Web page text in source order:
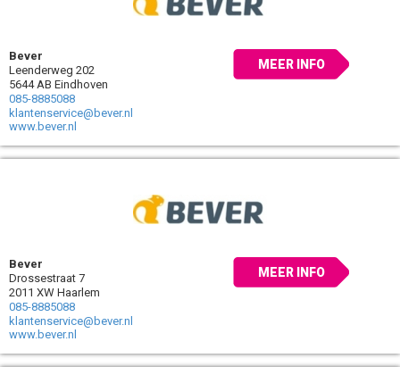
Bever
Leenderweg 202
5644 AB Eindhoven
085-8885088
klantenservice@bever.nl
www.bever.nl
MEER INFO
Bever
Drossestraat 7
2011 XW Haarlem
085-8885088
klantenservice@bever.nl
www.bever.nl
MEER INFO